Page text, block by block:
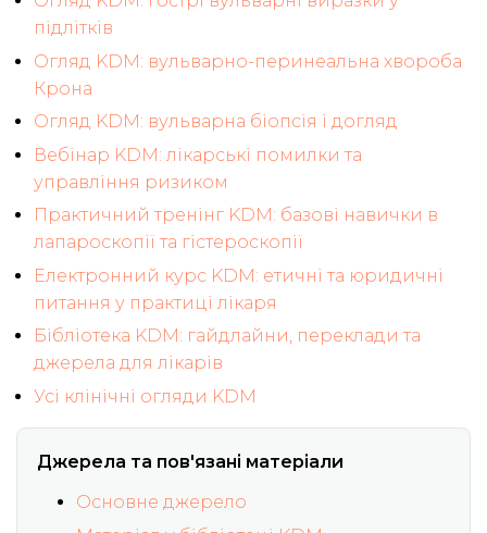
підлітків
Огляд KDM: вульварно-перинеальна хвороба
Крона
Огляд KDM: вульварна біопсія і догляд
Вебінар KDM: лікарські помилки та
управління ризиком
Практичний тренінг KDM: базові навички в
лапароскопії та гістероскопії
Електронний курс KDM: етичні та юридичні
питання у практиці лікаря
Бібліотека KDM: гайдлайни, переклади та
джерела для лікарів
Усі клінічні огляди KDM
Джерела та пов'язані матеріали
Основне джерело